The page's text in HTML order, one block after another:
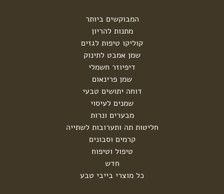
המבוקשים ביותר
מתנות להריון
קוליקו טיפות לגזים
שמן אמבט לתינוק
דיפיוזר חשמלי
שמן פרינאום
דוחה יתושים טבעי
שמנים לעיסוי
מבערים ונרות
חליטות תה ותערובות לשתייה
קרמים וסבונים
טיפול וטיפוח
חדש
כל מוצרי בייבי טבע